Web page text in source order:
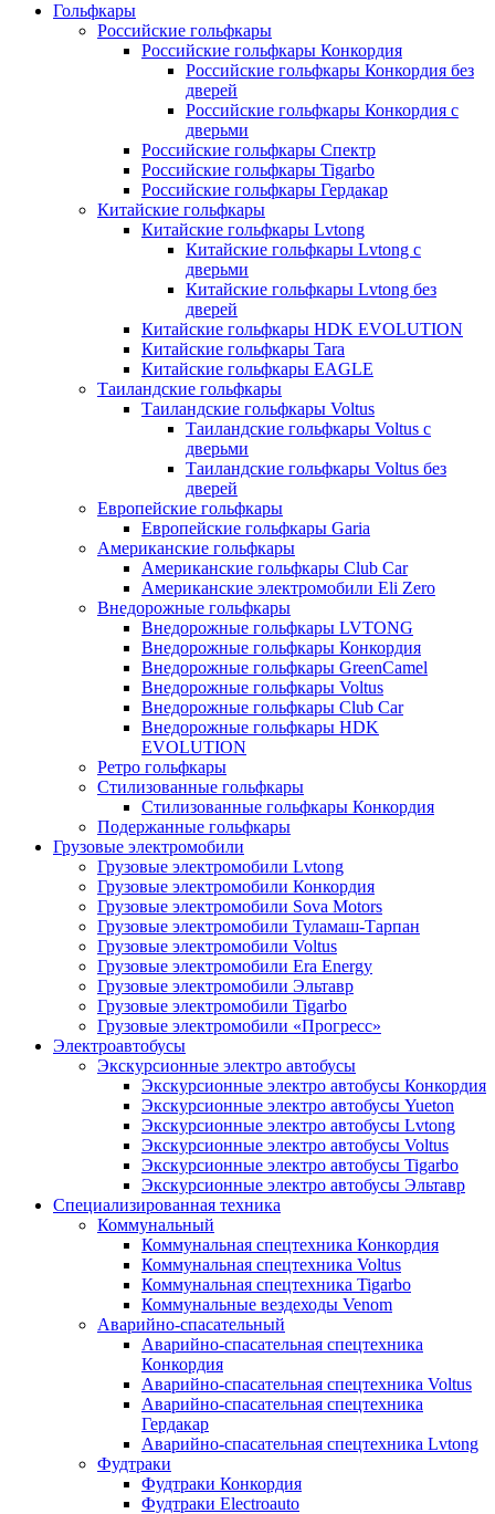
Гольфкары
Российские гольфкары
Российские гольфкары Конкордия
Российские гольфкары Конкордия без
дверей
Российские гольфкары Конкордия с
дверьми
Российские гольфкары Спектр
Российские гольфкары Tigarbo
Российские гольфкары Гердакар
Китайские гольфкары
Китайские гольфкары Lvtong
Китайские гольфкары Lvtong с
дверьми
Китайские гольфкары Lvtong без
дверей
Китайские гольфкары HDK EVOLUTION
Китайские гольфкары Tara
Китайские гольфкары EAGLE
Таиландские гольфкары
Таиландские гольфкары Voltus
Таиландские гольфкары Voltus с
дверьми
Таиландские гольфкары Voltus без
дверей
Европейские гольфкары
Европейские гольфкары Garia
Американские гольфкары
Американские гольфкары Club Car
Американские электромобили Eli Zero
Внедорожные гольфкары
Внедорожные гольфкары LVTONG
Внедорожные гольфкары Конкордия
Внедорожные гольфкары GreenCamel
Внедорожные гольфкары Voltus
Внедорожные гольфкары Club Car
Внедорожные гольфкары HDK
EVOLUTION
Ретро гольфкары
Стилизованные гольфкары
Стилизованные гольфкары Конкордия
Подержанные гольфкары
Грузовые электромобили
Грузовые электромобили Lvtong
Грузовые электромобили Конкордия
Грузовые электромобили Sova Motors
Грузовые электромобили Туламаш-Тарпан
Грузовые электромобили Voltus
Грузовые электромобили Era Energy
Грузовые электромобили Эльтавр
Грузовые электромобили Tigarbo
Грузовые электромобили «Прогресс»
Электроавтобусы
Экскурсионные электро автобусы
Экскурсионные электро автобусы Конкордия
Экскурсионные электро автобусы Yueton
Экскурсионные электро автобусы Lvtong
Экскурсионные электро автобусы Voltus
Экскурсионные электро автобусы Tigarbo
Экскурсионные электро автобусы Эльтавр
Специализированная техника
Коммунальный
Коммунальная спецтехника Конкордия
Коммунальная спецтехника Voltus
Коммунальная спецтехника Tigarbo
Коммунальные вездеходы Venom
Аварийно-спасательный
Аварийно-спасательная спецтехника
Конкордия
Аварийно-спасательная спецтехника Voltus
Аварийно-спасательная спецтехника
Гердакар
Аварийно-спасательная спецтехника Lvtong
Фудтраки
Фудтраки Конкордия
Фудтраки Electroauto